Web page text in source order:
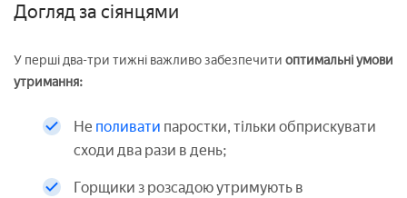
Догляд за сіянцями
У перші два-три тижні важливо забезпечити оптимальні умови
утримання:
Не поливати паростки, тільки обприскувати
сходи два рази в день;
Горщики з розсадою утримують в